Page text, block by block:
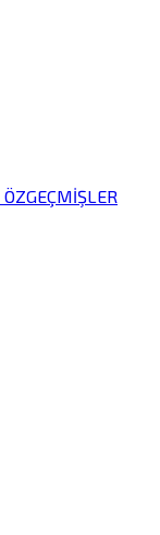
ÖZGEÇMİŞLER